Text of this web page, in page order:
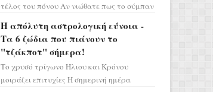
τέλος του πόνου Αν νιώθατε πως το σύμπαν
πάρετε μια βαθιά α...
Η απόλυτη αστρολογική εύνοια -
Τα 6 ζώδια που πιάνουν το
"τζάκποτ" σήμερα!
Το χρυσό τρίγωνο Ήλιου και Κρόνου
μοιράζει επιτυχίες Η σημερινή ημέρα